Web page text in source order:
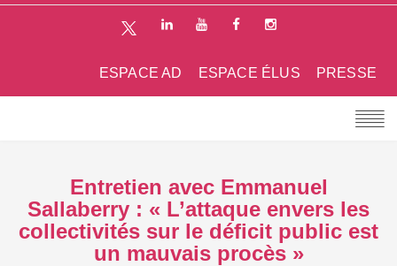
PRESSE
ESPACE ÉLUS
ESPACE AD
Entretien avec Emmanuel
Sallaberry : « L’attaque envers les
collectivités sur le déficit public est
un mauvais procès »